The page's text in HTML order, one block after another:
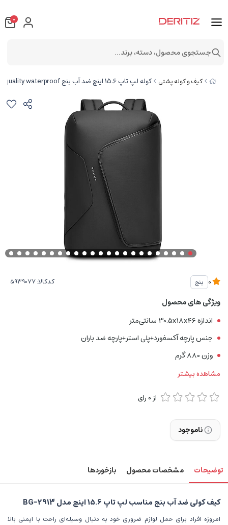
کیف و کوله پشتی کوله لپ تاپ 15.6 اینچ ضد آب بنج BANGE BG-2913 laptop backpack High quality waterproof
بنج کدکالا:
ویژگی های محصول
اندازه 30.5x18x46 سانتی‌متر
جنس پارچه آکسفورد+پلی استر+پارچه ضد باران
وزن 880 گرم
مشاهده بیشتر
از 0 رای
ناموجود
توضیحات مشخصات محصول بازخوردها
کیف کولی ضد آب بنج مناسب لپ تاپ 15.6 اینچ مدل BG-2913
امروزه افراد برای حمل لوازم ضروری خود به دنبال وسیله‌ای راحت با ایمنی بالا
0
جستجوی محصول، دسته، برند...